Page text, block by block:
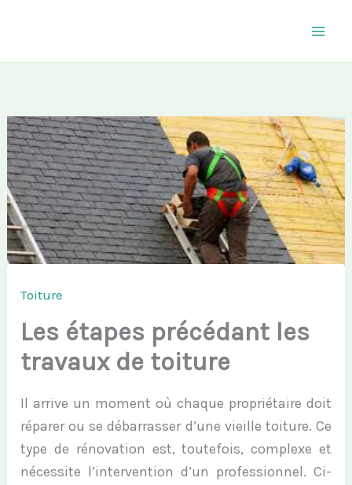
Toiture
Les étapes précédant les
travaux de toiture
Il arrive un moment où chaque propriétaire doit
réparer ou se débarrasser d’une vieille toiture. Ce
type de rénovation est, toutefois, complexe et
nécessite l’intervention d’un professionnel. Ci-